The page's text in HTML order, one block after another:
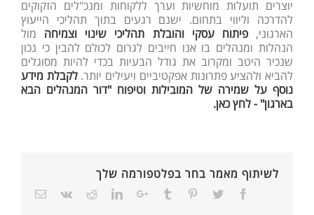
יוצרים תועלות מוחשיות וערך ללקוחות ומנכ"לים הזקוקים
להדרכה וליווי בתחום. ישנם רגעים בתוך תהליכי הייעוץ
הארגוני,פיתוח עסקי והובלת תהליכי שינוי וצמיחה מול
הנהלות ומנהלים בו אנו חייבים לגרום לכולם להבין כי נכון
שנכיר היטב ומקרוב את גודל הבעיות בכדי להיות מסוגלים
להביא ולהציע פתרונות אפקטיביים ויעילים יותר.לקבלת מידע
נוסף על שמירה של המובילות וטיפוח "דור המנהלים הבא
בארגון" - לחץ כאן.
לשיתוף מאמר בחר בפלטפורמה שלך